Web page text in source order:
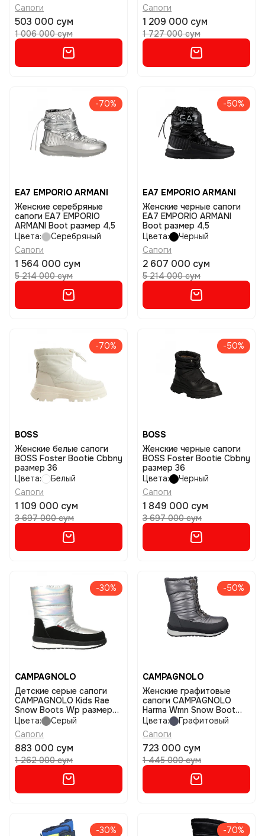
Сапоги
503 000 сум
1 006 000 сум
Сапоги
1 209 000 сум
1 727 000 сум
-70%
EA7 EMPORIO ARMANI
Женские серебряные
сапоги EA7 EMPORIO
ARMANI Boot размер 4,5
Цвета:
Серебряный
Сапоги
1 564 000 сум
5 214 000 сум
-50%
EA7 EMPORIO ARMANI
Женские черные сапоги
EA7 EMPORIO ARMANI
Boot размер 4,5
Цвета:
Черный
Сапоги
2 607 000 сум
5 214 000 сум
-70%
BOSS
Женские белые сапоги
BOSS Foster Bootie Cbbny
размер 36
Цвета:
Белый
Сапоги
1 109 000 сум
3 697 000 сум
-50%
BOSS
Женские черные сапоги
BOSS Foster Bootie Cbbny
размер 36
Цвета:
Черный
Сапоги
1 849 000 сум
3 697 000 сум
-30%
CAMPAGNOLO
Детские серые сапоги
CAMPAGNOLO Kids Rae
Snow Boots Wp размер
28
Цвета:
Серый
Сапоги
883 000 сум
1 262 000 сум
-50%
CAMPAGNOLO
Женские графитовые
сапоги CAMPAGNOLO
Harma Wmn Snow Boot
Wp размер 36
Цвета:
Графитовый
Сапоги
723 000 сум
1 445 000 сум
-30% -70%